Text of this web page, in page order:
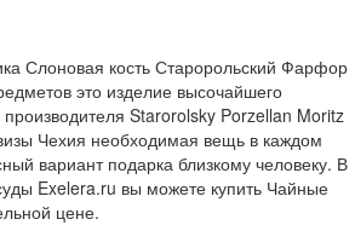
Слоновая кость Старорольский Фарфор
это изделие высочайшего
производителя Starorolsky Porzellan Moritz
Чехия необходимая вещь в каждом
вариант подарка близкому человеку. В
Exelera.ru вы можете купить Чайные
цене.